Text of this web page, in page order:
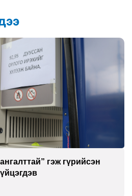
гэж гүрийсэн